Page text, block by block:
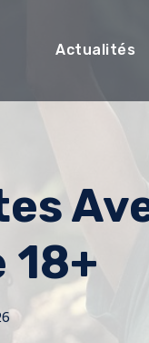
Actualités